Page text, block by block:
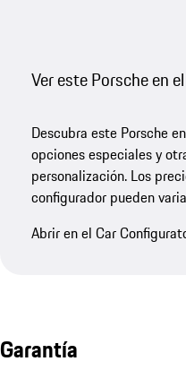
Ver este Porsche en
Descubra este Porsche
opciones especiales y
personalización. Los
configurador pueden
Abrir en el Car
Garantía